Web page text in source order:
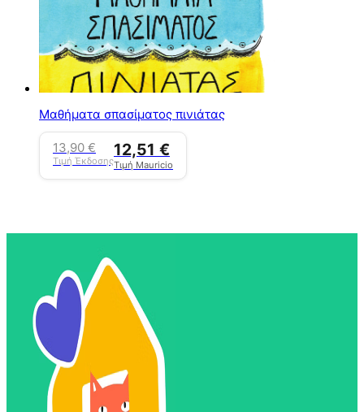
Μαθήματα σπασίματος πινιάτας
13,90 €
Τιμή Έκδοσης
12,51 €
Τιμή Mauricio